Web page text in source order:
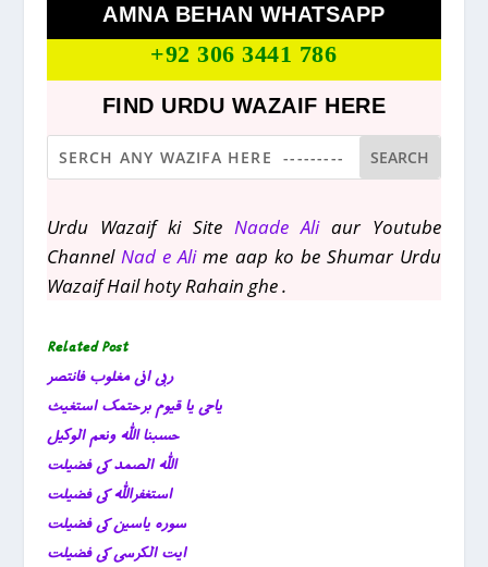
AMNA BEHAN WHATSAPP
+92 306 3441 786
FIND URDU WAZAIF HERE
Urdu Wazaif ki SiteNaade Aliaur Youtube
Channel Nad e Alime aap ko be Shumar Urdu
Wazaif Hail hoty Rahain ghe .
Related Post
ربی انی مغلوب فانتصر
یاحی یا قیوم برحتمک استغیث
حسبنا اللہ ونعم الوکیل
اللہ الصمد کی فضیلت
استغفراللہ کی فضیلت
سورہ یاسین کی فضیلت
ایت الکرسی کی فضیلت